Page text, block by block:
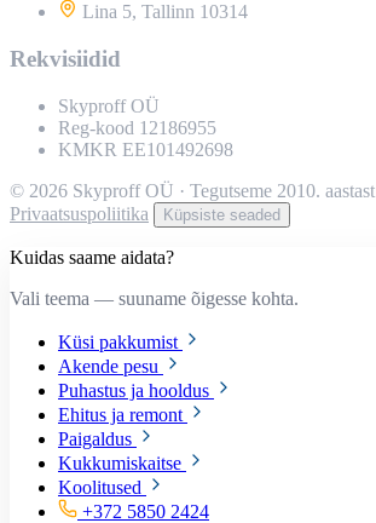
Lina 5, Tallinn 10314
Rekvisiidid
Skyproff OÜ
Reg-kood 12186955
KMKR EE101492698
© 2026 Skyproff OÜ · Tegutseme 2010. aastast
Privaatsuspoliitika
Küpsiste seaded
Kuidas saame aidata?
Vali teema — suuname õigesse kohta.
Küsi pakkumist
Akende pesu
Puhastus ja hooldus
Ehitus ja remont
Paigaldus
Kukkumiskaitse
Koolitused
+372 5850 2424